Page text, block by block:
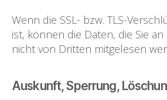
Wenn die SSL- bzw. TLS-
ist, können die Daten, die Sie
nicht von Dritten mitgelesen
Auskunft, Sperrung,